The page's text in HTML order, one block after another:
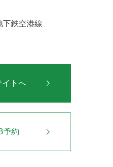
下鉄空港線
イトへ
予約